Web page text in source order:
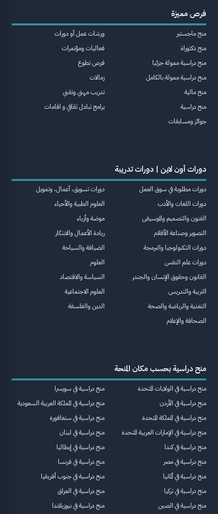
فرص مميزة
منح ماجستير
منح دكتوراة
منح دراسية ممولة جزئيا
منح دراسية ممولة بالكامل
منح مالية
منح دراسية
جوائز ومسابقات
ورشات عمل أو دورات
فعاليات ومؤتمرات
فرص تطوع
زمالات
تدريب مهني وتقني
برامج تبادل ثقافي و اقامات
دورات أون لاين | دورات تدريبة
دورات مطلوبة في سوق العمل
دورات اللغات والأدب
الفنون والتصميم والموسيقى
التصوير وصناعة الأفلام
دورات التكنولوجيا والبرمجة
دورات علم النفس
القانون وحقوق الإنسان والجندر
التربية والتدريس
التغذية والرياضة والصحة
الصحافة والإعلام
دورات تسويق، أعمال، وتمويل
العلوم الطبية والأحياء
موضة وأزياء
ريادة الأعمال والابتكار
الضيافة والسياحة
العلوم
السياسة والاقتصاد
العلوم الاجتماعية
الدين والفلسفة
منح دراسية بحسب مكان المنحة
منح دراسية في الولايات المتحدة
منح دراسية في الأردن
منح دراسية في المملكة المتحدة
منح دراسية في الإمارات العربية المتحدة
منح دراسية في كندا
منح دراسية في مصر
منح دراسية في ألمانيا
منح دراسية في تركيا
منح دراسية في الصين
منح دراسية في سويسرا
منح دراسية في المملكة العربية السعودية
منح دراسية في سنغافورة
منح دراسية في لبنان
منح دراسية في إيطاليا
منح دراسية في فرنسا
منح دراسية في جنوب أفريقيا
منح دراسية في العراق
منح دراسية في نيوزيلاندا